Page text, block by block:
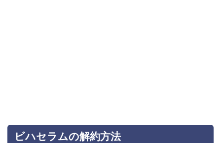
ビハセラムの解約方法